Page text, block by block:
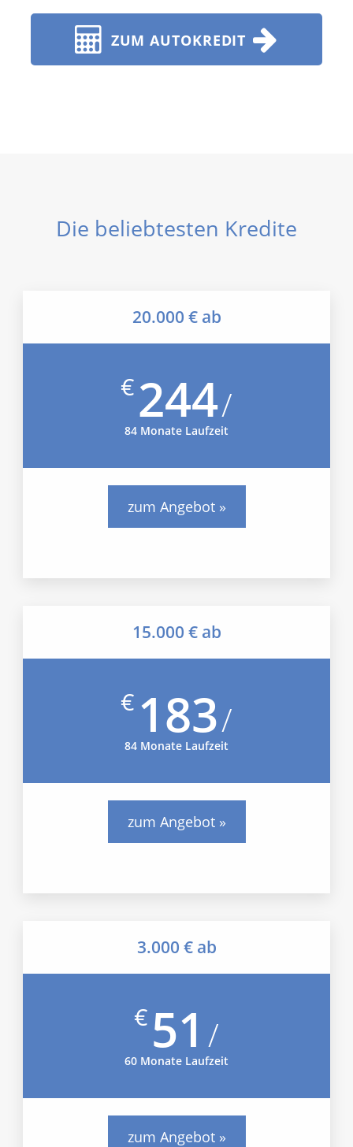
ZUM AUTOKREDIT
Die beliebtesten Kredite
20.000 € ab
€244/
84 Monate Laufzeit
zum Angebot »
15.000 € ab
€ 183/
84 Monate Laufzeit
zum Angebot »
3.000 € ab
€51 /
60 Monate Laufzeit
zum Angebot »